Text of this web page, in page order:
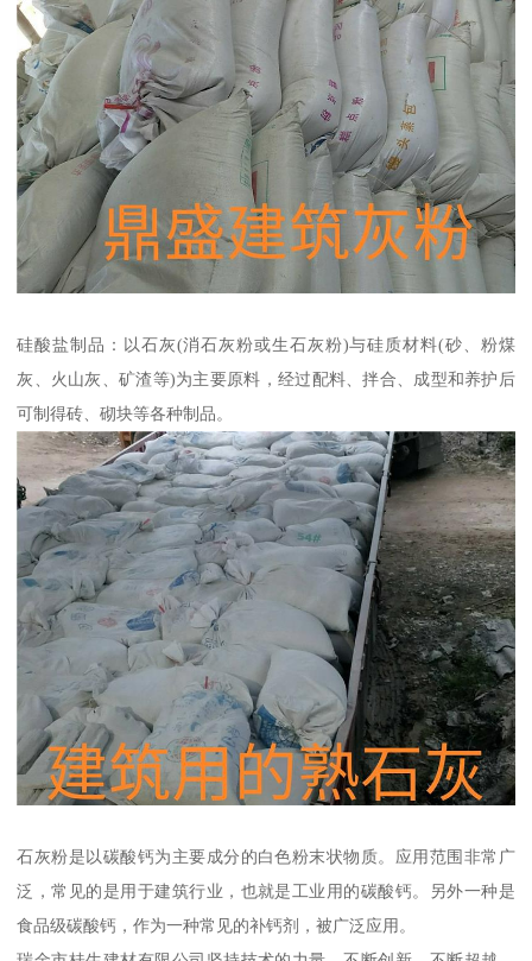
硅酸盐制品：以石灰(消石灰粉或生石灰粉)与硅质材料(砂、粉煤
灰、火山灰、矿渣等)为主要原料，经过配料、拌合、成型和养护后
可制得砖、砌块等各种制品。
石灰粉是以碳酸钙为主要成分的白色粉末状物质。应用范围非常广
泛，常见的是用于建筑行业，也就是工业用的碳酸钙。另外一种是
食品级碳酸钙，作为一种常见的补钙剂，被广泛应用。